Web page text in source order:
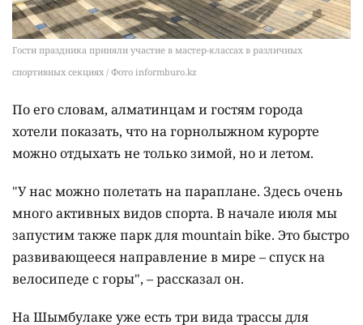
Гости праздника приняли участие в мастер-классах в различных
спортивных секциях / Фото informburo.kz
По его словам, алматинцам и гостям города
хотели показать, что на горнолыжном курорте
можно отдыхать не только зимой, но и летом.
"У нас можно полетать на параплане. Здесь очень
много активных видов спорта. В начале июля мы
запустим также парк для mountain bike. Это быстро
развивающееся направление в мире – спуск на
велосипеде с горы", – рассказал он.
На Шымбулаке уже есть три вида трассы для